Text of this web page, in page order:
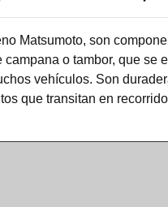
Matsumoto, son
o tambor, que se
vehículos. Son
que transitan en